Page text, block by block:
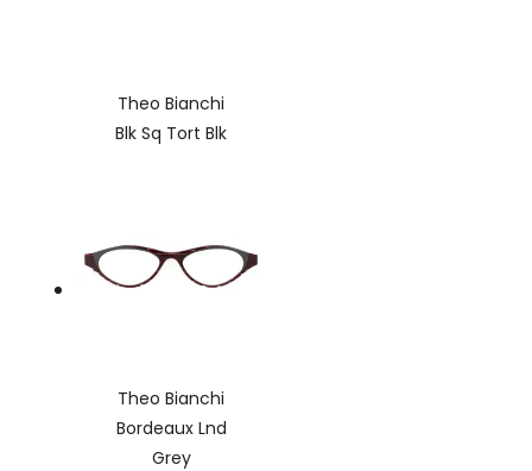
Theo Bianchi
Blk Sq Tort Blk
Theo Bianchi
Bordeaux Lnd
Grey